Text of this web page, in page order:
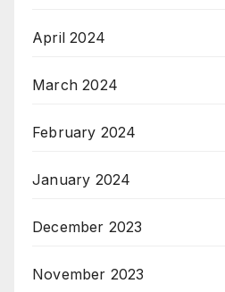
April 2024
March 2024
February 2024
January 2024
December 2023
November 2023